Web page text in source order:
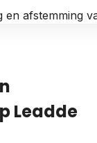
afstemming
Leadde